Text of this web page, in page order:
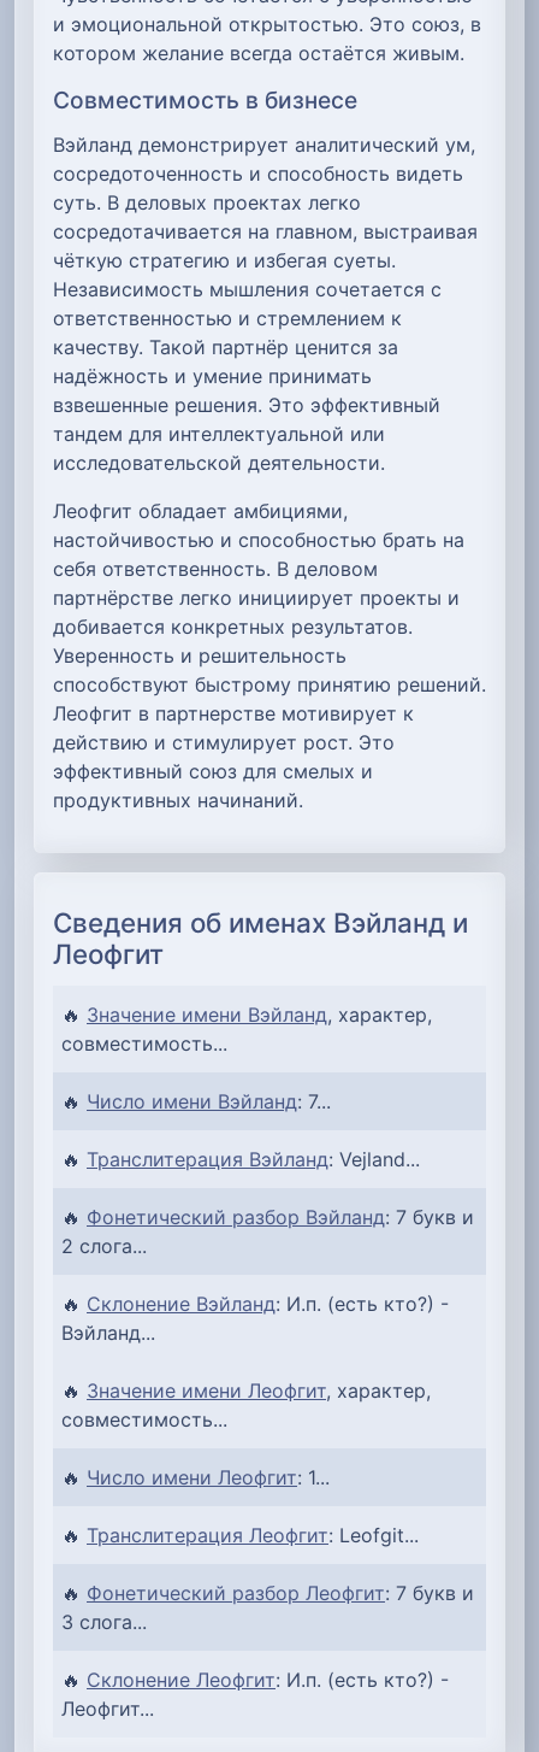
и эмоциональной открытостью. Это союз, в
котором желание всегда остаётся живым.
Совместимость в бизнесе
Вэйланд демонстрирует аналитический ум,
сосредоточенность и способность видеть
суть. В деловых проектах легко
сосредотачивается на главном, выстраивая
чёткую стратегию и избегая суеты.
Независимость мышления сочетается с
ответственностью и стремлением к
качеству. Такой партнёр ценится за
надёжность и умение принимать
взвешенные решения. Это эффективный
тандем для интеллектуальной или
исследовательской деятельности.
Леофгит обладает амбициями,
настойчивостью и способностью брать на
себя ответственность. В деловом
партнёрстве легко инициирует проекты и
добивается конкретных результатов.
Уверенность и решительность
способствуют быстрому принятию решений.
Леофгит в партнерстве мотивирует к
действию и стимулирует рост. Это
эффективный союз для смелых и
продуктивных начинаний.
Сведения об именах Вэйланд и
Леофгит
🔥 Значение имени Вэйланд, характер,
совместимость...
🔥 Число имени Вэйланд: 7...
🔥 Транслитерация Вэйланд: Vejland...
🔥 Фонетический разбор Вэйланд: 7 букв и
2 слога...
🔥 Склонение Вэйланд: И.п. (есть кто?) -
Вэйланд...
🔥 Значение имени Леофгит, характер,
совместимость...
🔥 Число имени Леофгит: 1...
🔥 Транслитерация Леофгит: Leofgit...
🔥 Фонетический разбор Леофгит: 7 букв и
3 слога...
🔥 Склонение Леофгит: И.п. (есть кто?) -
Леофгит...